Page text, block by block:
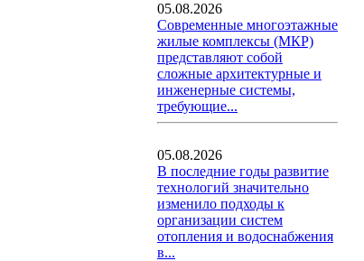
05.08.2026
Современные многоэтажные
жилые комплексы (МКР)
представляют собой
сложные архитектурные и
инженерные системы,
требующие...
05.08.2026
В последние годы развитие
технологий значительно
изменило подходы к
организации систем
отопления и водоснабжения
в...